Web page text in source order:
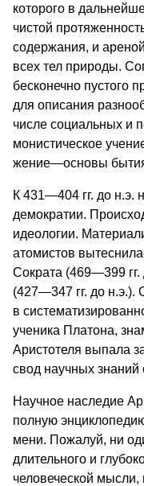
которого в
чистой
содержа­ния, и
всех тел природы.
бесконеч­но пустого
для описания
числе социальных и
монистическое
жение—основы
К 431—404 гг. до н.э.
демократии.
идеологии.
ато­мистов
Сократа (469—399 гг.
(427—347 гг. до
в
ученика Платона,
Аристотеля выпа­ла
свод научных знаний
Научное наследие
полную
мени. Пожалуй, ни
длительного и
человеческой мысли,